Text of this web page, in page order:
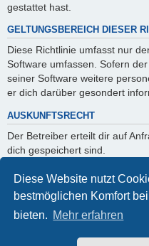
Diese Website nutzt
bestmöglichen Komfort
bieten. Mehr erfahren
gestattet hast.
GELTUNGSBEREICH DIESER
Diese Richtlinie umfasst nur
Software umfassen. Sofern
seiner Software weitere
er dich darüber gesondert
AUSKUNFTSRECHT
Der Betreiber erteilt dir auf
dich gespeichert sind.
Du kannst jederzeit die
verlangen. Kontaktiere hierzu